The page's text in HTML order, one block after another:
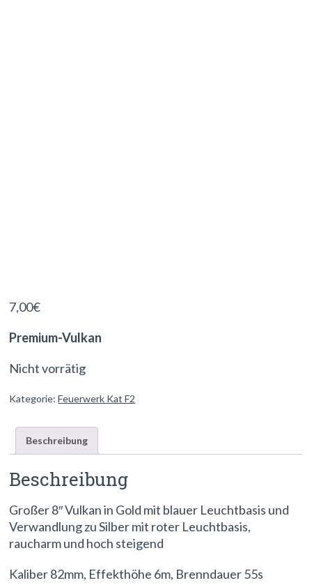
7,00€
Premium-Vulkan
Nicht vorrätig
Kategorie:Feuerwerk Kat F2
Beschreibung
Beschreibung
Großer 8″ Vulkan in Gold mit blauer Leuchtbasis und
Verwandlung zu Silber mit roter Leuchtbasis,
raucharm und hoch steigend
Kaliber 82mm, Effekthöhe 6m, Brenndauer 55s